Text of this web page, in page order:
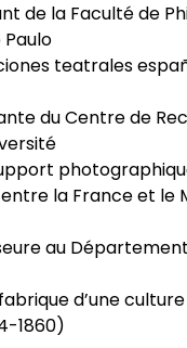
de la Faculté de
Paulo
teatrales
du Centre de
la France et le
au
d’une
1860)